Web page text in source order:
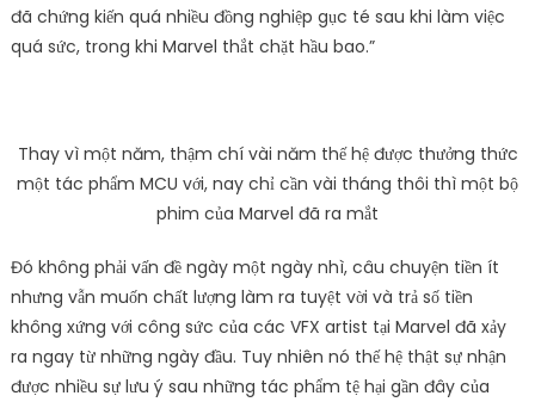
đã chứng kiến ​​quá nhiều đồng nghiệp gục té sau khi làm việc
quá sức, trong khi Marvel thắt chặt hầu bao.”
Thay vì một năm, thậm chí vài năm thế hệ được thưởng thức
một tác phẩm MCU với, nay chỉ cần vài tháng thôi thì một bộ
phim của Marvel đã ra mắt
Đó không phải vấn đề ngày một ngày nhì, câu chuyện tiền ít
nhưng vẫn muốn chất lượng làm ra tuyệt vời và trả số tiền
không xứng với công sức của các VFX artist tại Marvel đã xảy
ra ngay từ những ngày đầu. Tuy nhiên nó thế hệ thật sự nhận
được nhiều sự lưu ý sau những tác phẩm tệ hại gần đây của